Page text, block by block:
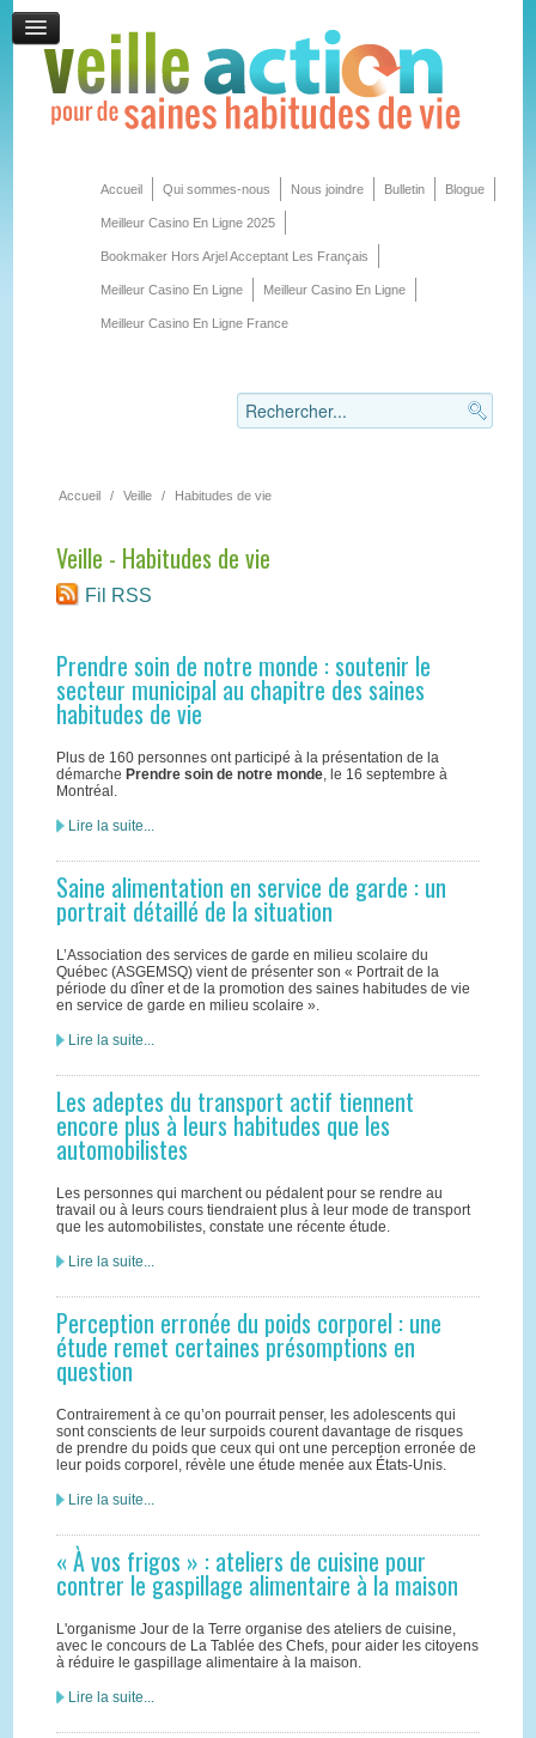
Accueil Qui sommes-nous Nous joindre Bulletin Blogue
Meilleur Casino En Ligne 2025
Bookmaker Hors Arjel Acceptant Les Français
Meilleur Casino En Ligne Meilleur Casino En Ligne
Meilleur Casino En Ligne France
Accueil / Veille / Habitudes de vie
Veille - Habitudes de vie
Fil RSS
Prendre soin de notre monde : soutenir le
secteur municipal au chapitre des saines
habitudes de vie
Plus de 160 personnes ont participé à la présentation de la
démarche Prendre soin de notre monde, le 16 septembre à
Montréal.
Lire la suite...
Saine alimentation en service de garde : un
portrait détaillé de la situation
L’Association des services de garde en milieu scolaire du
Québec (ASGEMSQ) vient de présenter son « Portrait de la
période du dîner et de la promotion des saines habitudes de vie
en service de garde en milieu scolaire ».
Lire la suite...
Les adeptes du transport actif tiennent
encore plus à leurs habitudes que les
automobilistes
Les personnes qui marchent ou pédalent pour se rendre au
travail ou à leurs cours tiendraient plus à leur mode de transport
que les automobilistes, constate une récente étude.
Lire la suite...
Perception erronée du poids corporel : une
étude remet certaines présomptions en
question
Contrairement à ce qu’on pourrait penser, les adolescents qui
sont conscients de leur surpoids courent davantage de risques
de prendre du poids que ceux qui ont une perception erronée de
leur poids corporel, révèle une étude menée aux États-Unis.
Lire la suite...
« À vos frigos » : ateliers de cuisine pour
contrer le gaspillage alimentaire à la maison
L'organisme Jour de la Terre organise des ateliers de cuisine,
avec le concours de La Tablée des Chefs, pour aider les citoyens
à réduire le gaspillage alimentaire à la maison.
Lire la suite...